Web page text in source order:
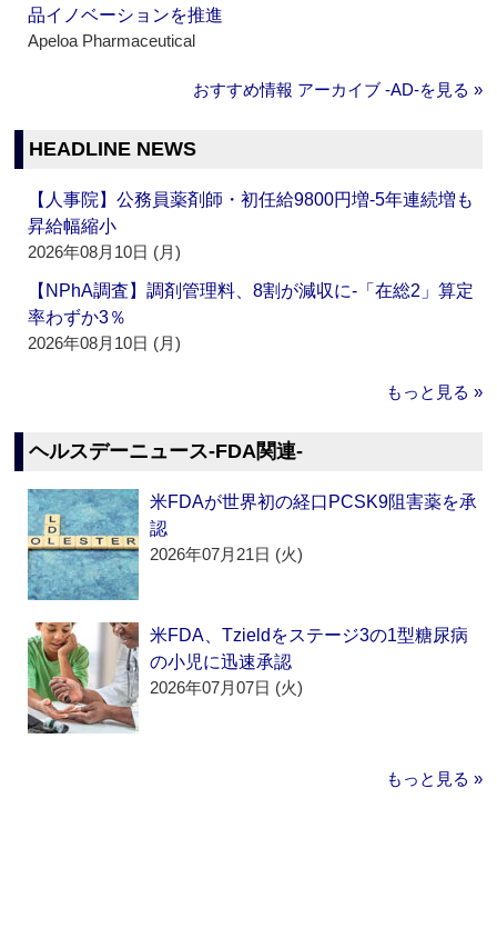
品イノベーションを推進
Apeloa Pharmaceutical
おすすめ情報 アーカイブ ‐AD‐を見る »
HEADLINE NEWS
【人事院】公務員薬剤師・初任給9800円増‐5年連続増も
昇給幅縮小
2026年08月10日 (月)
【NPhA調査】調剤管理料、8割が減収に‐「在総2」算定
率わずか3％
2026年08月10日 (月)
もっと見る »
ヘルスデーニュース‐FDA関連‐
米FDAが世界初の経口PCSK9阻害薬を承
認
2026年07月21日 (火)
米FDA、Tzieldをステージ3の1型糖尿病
の小児に迅速承認
2026年07月07日 (火)
もっと見る »